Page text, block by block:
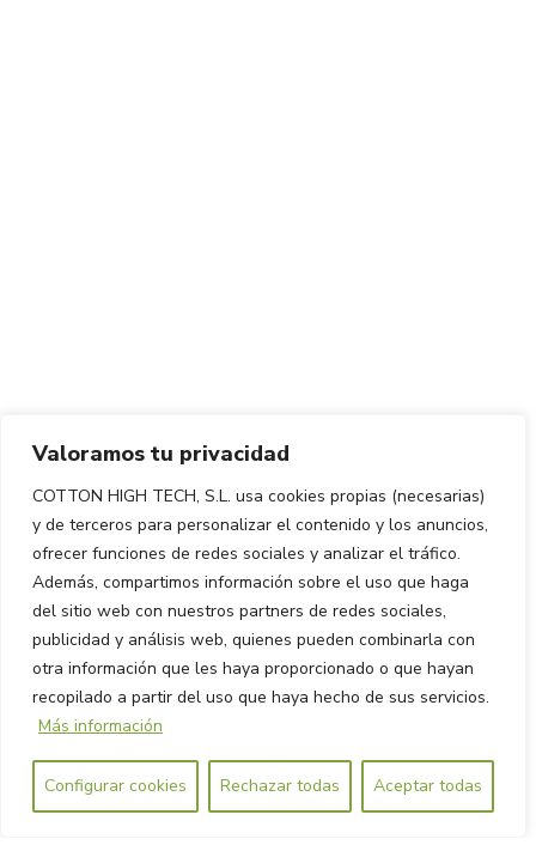
Valoramos tu privacidad
COTTON HIGH TECH, S.L. usa cookies propias (necesarias)
y de terceros para personalizar el contenido y los anuncios,
ofrecer funciones de redes sociales y analizar el tráfico.
Además, compartimos información sobre el uso que haga
del sitio web con nuestros partners de redes sociales,
publicidad y análisis web, quienes pueden combinarla con
otra información que les haya proporcionado o que hayan
recopilado a partir del uso que haya hecho de sus servicios.
Más información
Configurar cookies Rechazar todas Aceptar todas